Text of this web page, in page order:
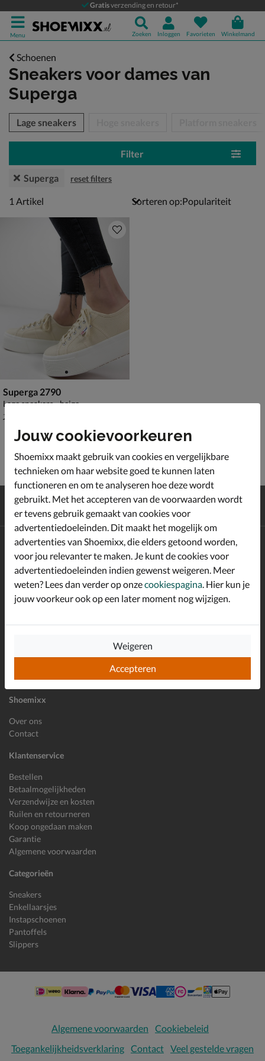
Gratisverzending en retour*
Menu Zoeken Inloggen Favorieten Winkelmand
Schoenen
Sneakers voor dames van
Superga
over
Lage sneakers
Filter
Superga reset filters
1 artikel
1 Artikel Sorteren op:
Superga 2790
Lage sneakers - beige
van € 74,99 voor € 52,49
74
Gratisverzending en retour*
Achterafbetalen
Shoemixx
Over ons
Contact
Klantenservice
Bestellen
Betaalmogelijkheden
Verzendwijze en kosten
Ruilen en retourneren
Koop ongedaan maken
Garantie
Algemene voorwaarden
Categorieën
Sneakers
Enkellaarsjes
Instapschoenen
Pantoffels
Slippers
Altijd op de hoogte zijn?
Schrijf je in voor de Shoemixx nieuwsbrief en ontvang €10,-
welkomstkorting!
Inschrijven
Algemene voorwaarden
Cookiebeleid
Toegankelijkheidsverklaring Contact Veel gestelde vragen
Jouw cookievoorkeuren
Shoemixx maakt gebruik van cookies en vergelijkbare
technieken om haar website goed te kunnen laten
functioneren en om te analyseren hoe deze wordt
gebruikt. Met het accepteren van de voorwaarden wordt
er tevens gebruik gemaakt van cookies voor
advertentiedoeleinden. Dit maakt het mogelijk om
advertenties van Shoemixx, die elders getoond worden,
voor jou relevanter te maken. Je kunt de cookies voor
advertentiedoeleinden indien gewenst weigeren. Meer
weten? Lees dan verder op onzecookiespagina. Hier kun je
jouw voorkeur ook op een later moment nog wijzigen.
Accepteren
Weigeren